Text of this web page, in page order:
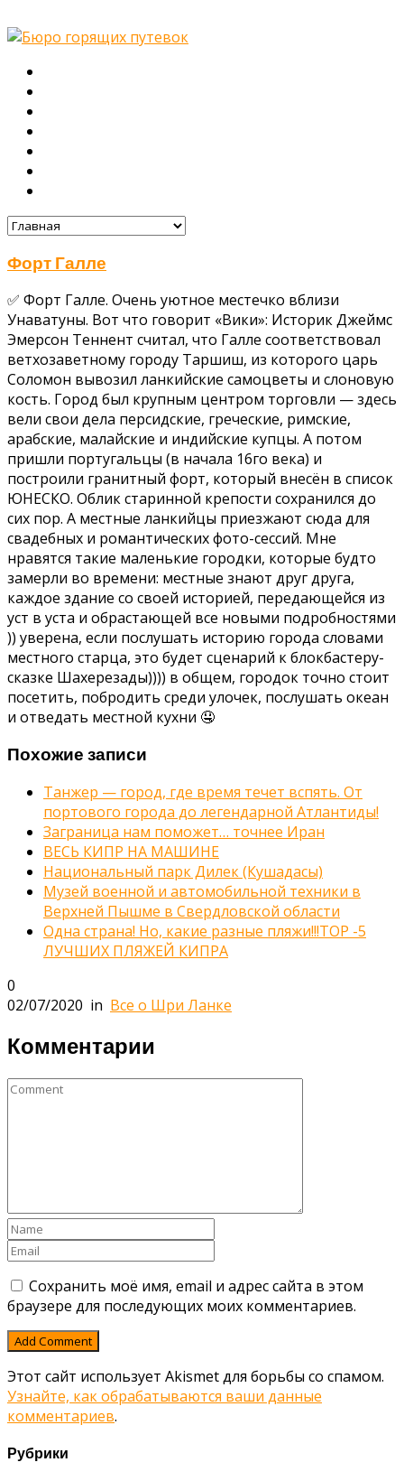
Форт Галле
✅ Форт Галле. Очень уютное местечко вблизи
Унаватуны. Вот что говорит «Вики»: Историк Джеймс
Эмерсон Теннент считал, что Галле соответствовал
ветхозаветному городу Таршиш, из которого царь
Соломон вывозил ланкийские самоцветы и слоновую
кость. Город был крупным центром торговли — здесь
вели свои дела персидские, греческие, римские,
арабские, малайские и индийские купцы. А потом
пришли португальцы (в начала 16го века) и
построили гранитный форт, который внесён в список
ЮНЕСКО. Облик старинной крепости сохранился до
сих пор. А местные ланкийцы приезжают сюда для
свадебных и романтических фото-сессий. Мне
нравятся такие маленькие городки, которые будто
замерли во времени: местные знают друг друга,
каждое здание со своей историей, передающейся из
уст в уста и обрастающей все новыми подробностями
)) уверена, если послушать историю города словами
местного старца, это будет сценарий к блокбастеру-
сказке Шахерезады)))) в общем, городок точно стоит
посетить, побродить среди улочек, послушать океан
и отведать местной кухни 🤤
Похожие записи
Танжер — город, где время течет вспять. От
портового города до легендарной Атлантиды!
Заграница нам поможет… точнее Иран
ВЕСЬ КИПР НА МАШИНЕ
Национальный парк Дилек (Кушадасы)
Музей военной и автомобильной техники в
Верхней Пышме в Свердловской области
Одна страна! Но, какие разные пляжи!!!TOP -5
ЛУЧШИХ ПЛЯЖЕЙ КИПРА
0
02/07/2020 in Все о Шри Ланке
Комментарии
Сохранить моё имя, email и адрес сайта в этом
браузере для последующих моих комментариев.
Этот сайт использует Akismet для борьбы со спамом.
Узнайте, как обрабатываются ваши данные
комментариев.
Рубрики